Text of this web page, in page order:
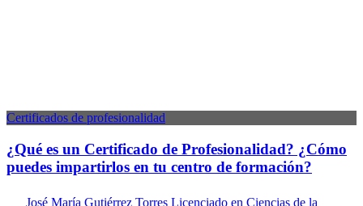
Certificados de profesionalidad
¿Qué es un Certificado de Profesionalidad? ¿Cómo
puedes impartirlos en tu centro de formación?
José María Gutiérrez Torres Licenciado en Ciencias de la